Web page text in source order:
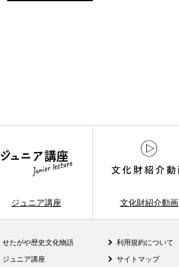
ジュニア講座 文化財紹介動画
せたがや歴史文化物語
ジュニア講座
利用規約について
サイトマップ